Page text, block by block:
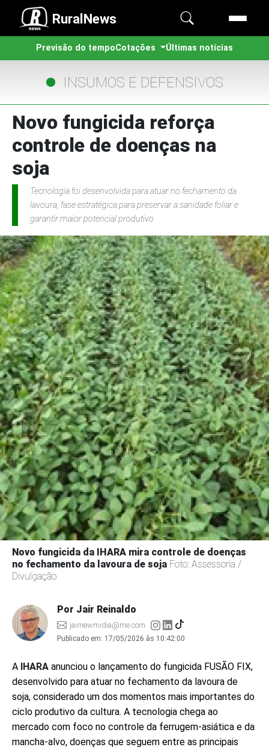
RuralNews
Previsão do tempoCotações Últimas notícias
INSUMOS E DEFENSIVOS
Novo fungicida reforça
controle de doenças na
soja
Tecnologia foi desenvolvida para atuar no fechamento da
lavoura, fase estratégica para preservar a sanidade foliar e
garantir maior potencial produtivo
Novo fungicida da IHARA mira controle de doenças
no fechamento da lavoura de soja Foto: Assessoria /
Divulgação
Por Jair Reinaldo
jairnewmidia@me.com
Publicado em: 17/05/2026 às 10:42:00
A IHARA anunciou o lançamento do fungicida FUSÃO FIX,
desenvolvido para atuar no fechamento da lavoura de
soja, considerado um dos momentos mais importantes do
ciclo produtivo da cultura. A tecnologia chega ao
mercado com foco no controle da ferrugem-asiática e da
mancha-alvo, doenças que seguem entre as principais